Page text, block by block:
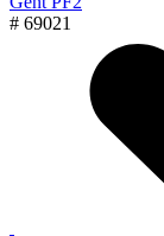
# 69021